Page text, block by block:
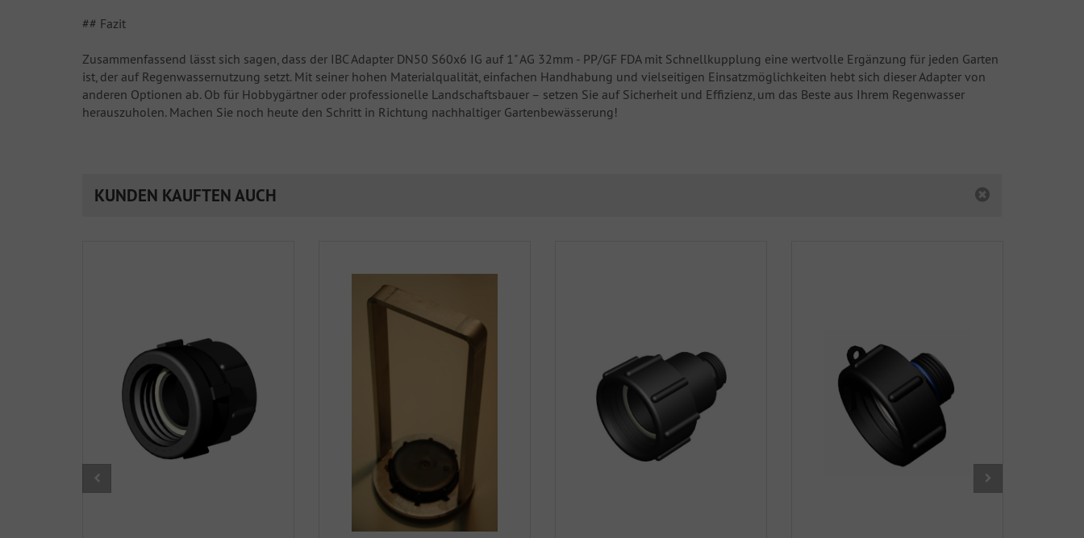
## Fazit
Zusammenfassend lässt sich sagen, dass der IBC Adapter DN50 S60x6 IG auf 1" AG 32mm - PP/GF FDA mit Schnellkupplung eine wertvolle Ergänzung für jeden Garten
ist, der auf Regenwassernutzung setzt. Mit seiner hohen Materialqualität, einfachen Handhabung und vielseitigen Einsatzmöglichkeiten hebt sich dieser Adapter von
anderen Optionen ab. Ob für Hobbygärtner oder professionelle Landschaftsbauer – setzen Sie auf Sicherheit und Effizienz, um das Beste aus Ihrem Regenwasser
herauszuholen. Machen Sie noch heute den Schritt in Richtung nachhaltiger Gartenbewässerung!
KUNDEN KAUFTEN AUCH